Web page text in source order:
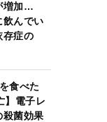
増加…
飲んでい
存症の
食べた
】電子レ
殺菌効果